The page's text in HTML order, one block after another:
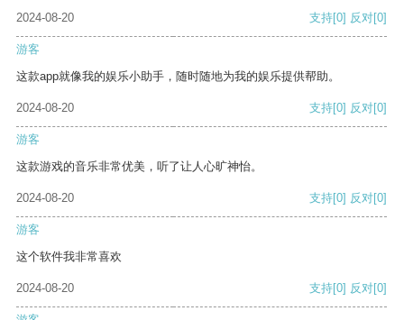
2024-08-20
支持[0] 反对[0]
游客
这款app就像我的娱乐小助手，随时随地为我的娱乐提供帮助。
2024-08-20 支持[0] 反对[0]
游客
这款游戏的音乐非常优美，听了让人心旷神怡。
2024-08-20 支持[0] 反对[0]
游客
这个软件我非常喜欢
2024-08-20 支持[0] 反对[0]